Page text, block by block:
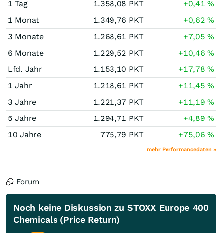
1 Tag 1.358,08 PKT +0,41%
1 Monat
1.349,76 PKT +0,62%
3 Monate
1.268,61 PKT +7,05%
6 Monate
1.229,52 PKT +10,46%
Lfd. Jahr
1.153,10 PKT +17,78%
1 Jahr
1.218,61 PKT +11,45%
3 Jahre
1.221,37 PKT +11,19%
5 Jahre
1.294,71 PKT +4,89%
10 Jahre
775,79 PKT +75,06%
mehr Performancedaten »
Forum
Noch keine Diskussion zu STOXX Europe 400
Chemicals (Price Return)